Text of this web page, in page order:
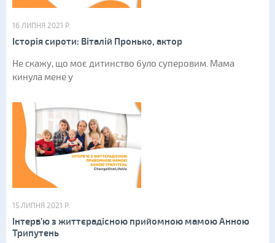
16 ЛИПНЯ 2021 Р.
Історія сироти: Віталій Пронько, актор
Не скажу, що моє дитинство було суперовим. Мама
кинула мене у
15 ЛИПНЯ 2021 Р.
Інтерв’ю з життєрадісною прийомною мамою Анною
Трипутень